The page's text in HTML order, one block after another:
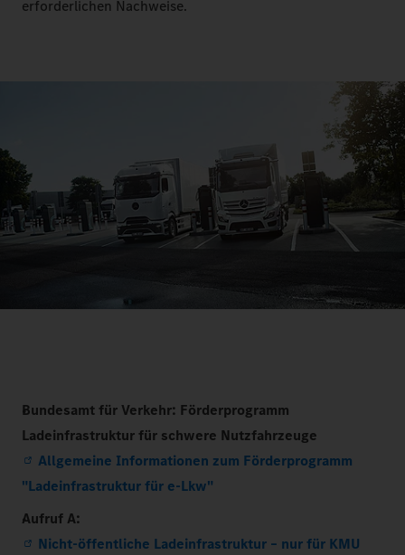
erforderlichen Nachweise.
Bundesamt für Verkehr: Förderprogramm
Ladeinfrastruktur für schwere Nutzfahrzeuge
Allgemeine Informationen zum Förderprogramm
"Ladeinfrastruktur für e-Lkw"
Aufruf A:
Nicht-öffentliche Ladeinfrastruktur – nur für KMU